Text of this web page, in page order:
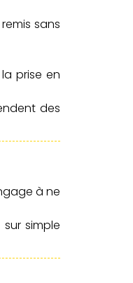
sans
prise en
des
à ne
simple